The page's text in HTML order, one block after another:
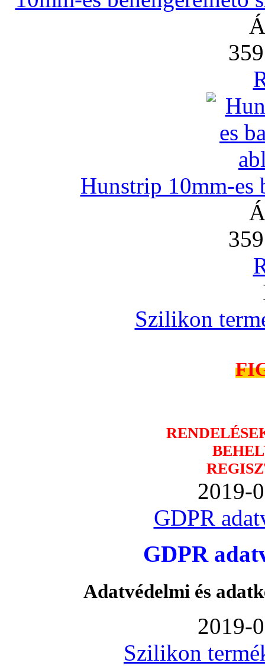
Hunstrip 10mm-es
Szilikon
2019-
GDPR
GDPR
Adatvédelmi és
2019-
Szilikon